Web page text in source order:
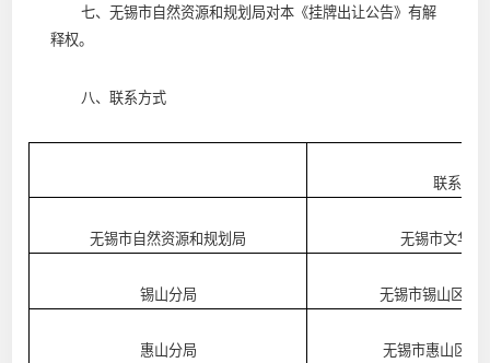
七、无锡市自然资源和规划局对本《挂牌出让公告》有解
释权。
八、联系方式
联系地址
无锡市自然资源和规划局 无锡市文华路
锡山分局 无锡市锡山区东
惠山分局 无锡市惠山区文